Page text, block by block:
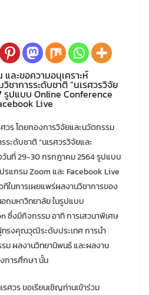
ละขอความอนุเคราะห์
ชาการระดับชาติ “นเรศวรวิจัย
รูปแบบ Online Conference
Live
ร โดยกองการวิจัยและนวัตกรรม
ะดับชาติ “นเรศวรวิจัยและ
วันที่ 29-30 กรกฎาคม 2564 รูปแบบ
แกรม Zoom และ Facebook Live
ในการเผยแพร่ผลงานวิชาการของ
กมหาวิทยาลัย ในรูปแบบ
ซึ่งมีกิจกรรม อาทิ การเสวนาพิเศษ
รงคุณวุฒิระดับประเทศ การนำ
ม ผลงานวิทยานิพนธ์ และผลงาน
การศึกษา นั้น
วร ขอเรียนเชิญท่านเข้าร่วม